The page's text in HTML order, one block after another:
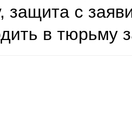
защита с
в тюрьму